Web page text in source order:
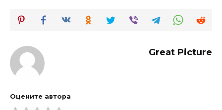
Great Picture
Оцените автора